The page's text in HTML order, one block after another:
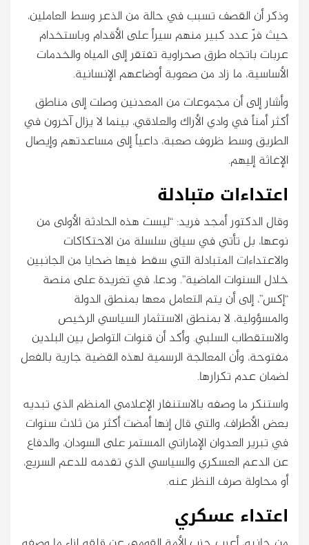
وذكر أن القصف تسبب في حالة من الذعر وسط العاملين،
حيث فرّ عدد كبير منهم سيراً على الأقدام وباستخدام
عربات باتجاه طرق صحراوية تفتقر إلى المياه والخدمات
الأساسية، ما زاد من صعوبة أوضاعهم الإنسانية.
وأشار إلى أن مجموعات من المعدنين وصلت إلى مناطق
أكثر أمناً في وادي الأراك والعلاقي، بينما لا يزال آخرون في
الطريق وسط ظروف صعبة، داعياً إلى مساعدتهم وإيصال
الإغاثة إليهم.
اعتداءات متبادلة
وقال الدكتور أمجد فريد: “ليست هذه الحادثة الأولى من
نوعها، بل تأتي في سياق سلسلة من الاحتكاكات
والاعتداءات المتبادلة التي سقط فيها ضحايا من الجانبين
خلال السنوات الماضية”. ودعا، في تغريدة على منصة
“إكس”، إلى أن يتم التعامل معها بمنطق الدولة
والمسؤولية، لا بمنطق الاستثمار السياسي الرخيص
والاستقطاب السلبي. وأكد أن قنوات التواصل بين البلدين
مفتوحة، وأن المعالجة الرسمية لهذه القضية جارية بالفعل
لضمان عدم تكرارها.
واستنكر ما وصفه بالاستنفار الإعلامي المنظم الذي تبديه
بعض الأطراف، والتي قال إنها أمضت أكثر من ثلاث سنوات
في تبرير العدوان الإماراتي المستمر على السودان، والدفاع
عن الدعم العسكري والسياسي الذي تقدمه للدعم السريع،
أو محاولة صرف النظر عنه.
اعتداء عسكري